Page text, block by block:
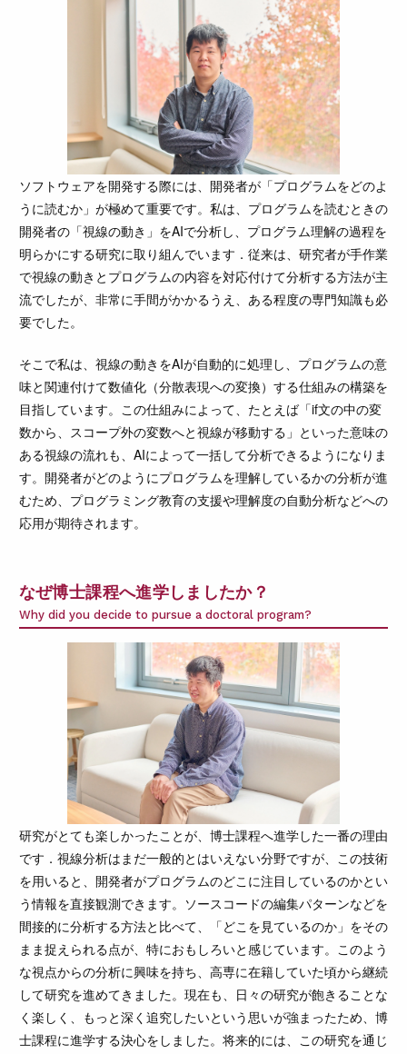
ソフトウェアを開発する際には、開発者が「プログラムをどのよ
うに読むか」が極めて重要です。私は、プログラムを読むときの
開発者の「視線の動き」をAIで分析し、プログラム理解の過程を
明らかにする研究に取り組んでいます．従来は、研究者が手作業
で視線の動きとプログラムの内容を対応付けて分析する方法が主
流でしたが、非常に手間がかかるうえ、ある程度の専門知識も必
要でした。
そこで私は、視線の動きをAIが自動的に処理し、プログラムの意
味と関連付けて数値化（分散表現への変換）する仕組みの構築を
目指しています。この仕組みによって、たとえば「if文の中の変
数から、スコープ外の変数へと視線が移動する」といった意味の
ある視線の流れも、AIによって一括して分析できるようになりま
す。開発者がどのようにプログラムを理解しているかの分析が進
むため、プログラミング教育の支援や理解度の自動分析などへの
応用が期待されます。
なぜ博士課程へ進学しましたか？
Why did you decide to pursue a doctoral program?
研究がとても楽しかったことが、博士課程へ進学した一番の理由
です．視線分析はまだ一般的とはいえない分野ですが、この技術
を用いると、開発者がプログラムのどこに注目しているのかとい
う情報を直接観測できます。ソースコードの編集パターンなどを
間接的に分析する方法と比べて、「どこを見ているのか」をその
まま捉えられる点が、特におもしろいと感じています。このよう
な視点からの分析に興味を持ち、高専に在籍していた頃から継続
して研究を進めてきました。現在も、日々の研究が飽きることな
く楽しく、もっと深く追究したいという思いが強まったため、博
士課程に進学する決心をしました。将来的には、この研究を通じ